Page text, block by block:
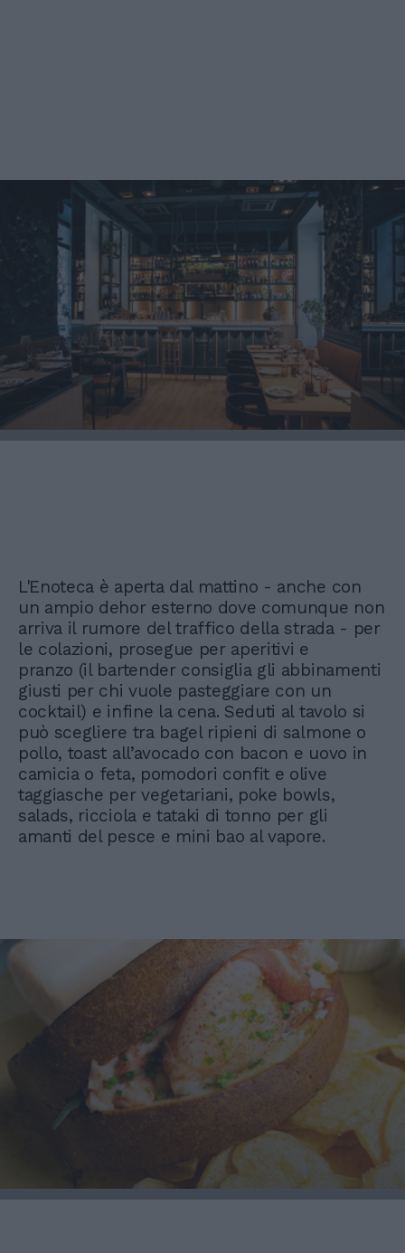
L'Enoteca è aperta dal mattino - anche con
un ampio dehor esterno dove comunque non
arriva il rumore del traffico della strada - per
le colazioni, prosegue per aperitivi e
pranzo (il bartender consiglia gli abbinamenti
giusti per chi vuole pasteggiare con un
cocktail) e infine la cena. Seduti al tavolo si
può scegliere tra bagel ripieni di salmone o
pollo, toast all’avocado con bacon e uovo in
camicia o feta, pomodori confit e olive
taggiasche per vegetariani, poke bowls,
salads, ricciola e tataki di tonno per gli
amanti del pesce e mini bao al vapore.